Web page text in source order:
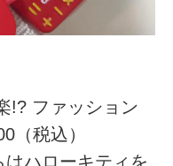
!? ファッション
（税込）
ハローキティを